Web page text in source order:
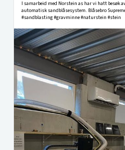
I samarbeid med Norstein as har vi hatt besøk
automatisk sandblåsesystem. Blåsebro Supreme CNC og støvfri sandblåser ULTRA.
#sandblasting #gravminne #naturstein #stein